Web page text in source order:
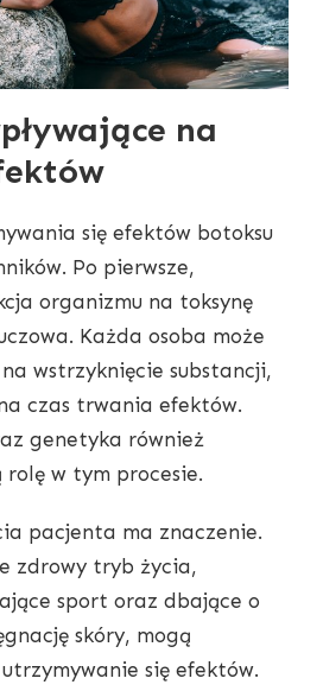
na
się efektów botoksu
Po pierwsze,
organizmu na toksynę
Każda osoba może
wstrzyknięcie substancji,
czas trwania efektów.
genetyka również
w tym procesie.
pacjenta ma znaczenie.
zdrowy tryb życia,
sport oraz dbające o
skóry, mogą
utrzymywanie się efektów.